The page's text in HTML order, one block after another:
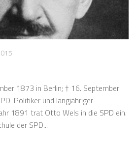
1873 in Berlin; † 16. September
Politiker und langjähriger
1891 trat Otto Wels in die SPD ein.
der SPD...